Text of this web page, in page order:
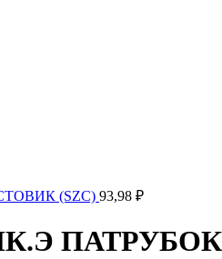
(SZC) 93,98 ₽
ПАТРУБОК